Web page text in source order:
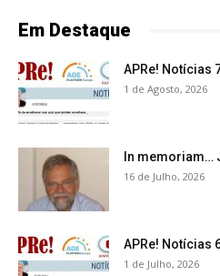
Em Destaque
APRe! Notícias
1 de Agosto, 2026
In memoriam…
16 de Julho, 2026
APRe! Notícias
1 de Julho, 2026